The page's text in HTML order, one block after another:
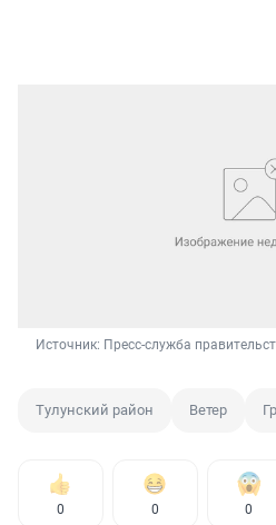
Источник: Пресс-служба
Тулунский район Ветер
0 0 0